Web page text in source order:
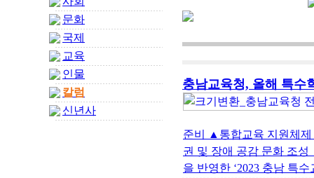
문화
국제
교육
인물
칼럼
신년사
충남교육청, 올해 특수
준비 ▲통합교육 지원체
권 및 장애 공감 문화 조
을 반영한 ‘2023 충남 특수